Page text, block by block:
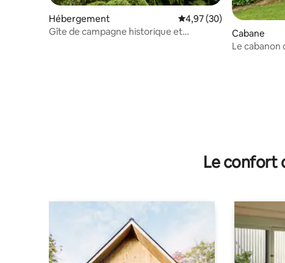
Hébergement Évaluation moyenne sur
4,97 (30)
Gîte de campagne historique et
Cabane
Le cabanon
Le confort